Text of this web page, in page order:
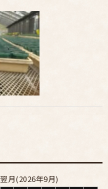
翌月(2026年9月)